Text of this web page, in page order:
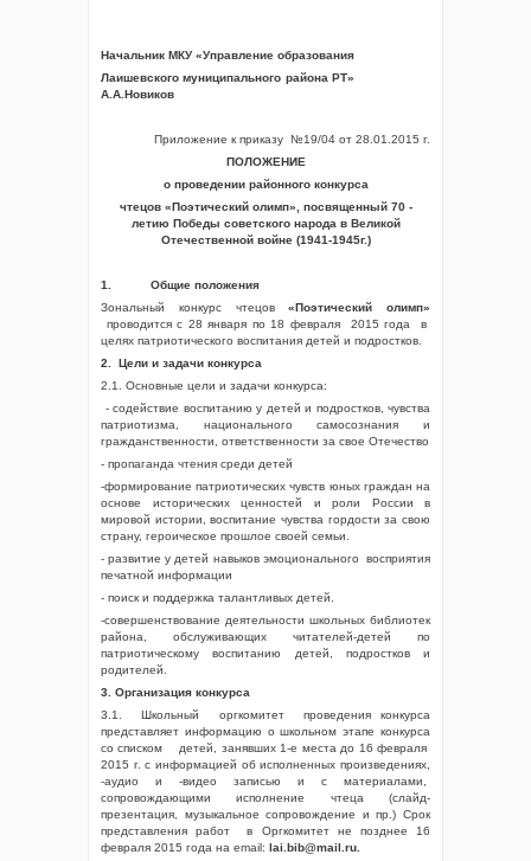
Начальник МКУ «Управление образования
Лаишевского муниципального района РТ»
А.А.Новиков
Приложение к приказу №19/04 от 28.01.2015 г.
ПОЛОЖЕНИЕ
о проведении районного конкурса
чтецов «Поэтический олимп», посвященный 70 -
летию Победы советского народа в Великой
Отечественной войне (1941-1945г.)
1.
Общие положения
Зональный конкурс чтецов«Поэтический олимп»
проводится с 28 января по 18 февраля 2015 года в
целях патриотического воспитания детей и подростков.
2. Цели и задачи конкурса
2.1. Основные цели и задачи конкурса:
- содействие воспитанию у детей и подростков, чувства
патриотизма, национального самосознания и
гражданственности, ответственности за свое Отечество
- пропаганда чтения среди детей
-формирование патриотических чувств юных граждан на
основе исторических ценностей и роли России в
мировой истории, воспитание чувства гордости за свою
страну, героическое прошлое своей семьи.
- развитие у детей навыков эмоционального восприятия
печатной информации
- поиск и поддержка талантливых детей.
-совершенствование деятельности школьных библиотек
района, обслуживающих читателей-детей по
патриотическому воспитанию детей, подростков и
родителей.
3. Организация конкурса
3.1. Школьный оргкомитет проведения конкурса
представляет информацию о школьном этапе конкурса
со списком детей, занявших 1-е места до 16 февраля
2015 г. с информацией об исполненных произведениях,
-аудио и -видео записью и с материалами,
сопровождающими исполнение чтеца (слайд-
презентация, музыкальное сопровождение и пр.) Срок
представления работ в Оргкомитет не позднее 16
февраля 2015 года на еmail: lai bib@mail ru